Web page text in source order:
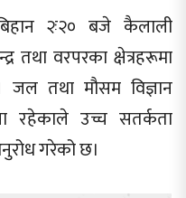
२ः२० बजे कैलाली
तथा वरपरका क्षेत्रहरूमा
जल तथा मौसम विज्ञान
रहेकाले उच्च सतर्कता
गरेको छ।